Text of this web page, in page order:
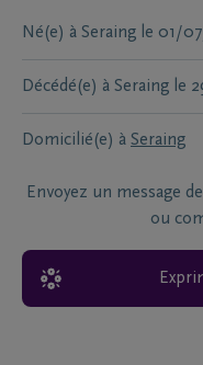
Né(e) à Seraing le 01/
Décédé(e) à Seraing le
Domicilié(e) à Seraing
Envoyez un message
ou